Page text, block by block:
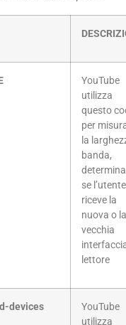
YouTube
utilizza
questo
per
la
banda,
se l’utente
riceve la
nuova o la
vecchia
lettore
devices
YouTube
utilizza